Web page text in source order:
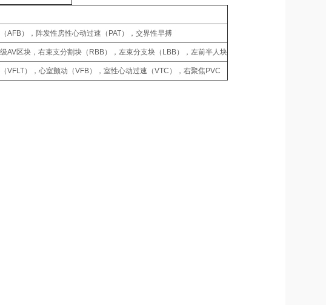
AFB），阵发性房性心动过速（PAT），交界性早搏
AV区块，右束支分割块（RBB），左束分支块（LBB），左前半人块
VFLT），心室颤动（VFB），室性心动过速（VTC），右聚焦PVC